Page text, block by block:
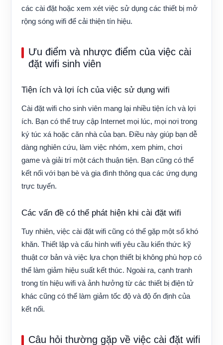
các cài đặt hoặc xem xét việc sử dụng các thiết bị mở
rộng sóng wifi để cải thiện tín hiệu.
Ưu điểm và nhược điểm của việc cài
đặt wifi sinh viên
Tiện ích và lợi ích của việc sử dụng wifi
Cài đặt wifi cho sinh viên mang lại nhiều tiện ích và lợi
ích. Bạn có thể truy cập Internet mọi lúc, mọi nơi trong
ký túc xá hoặc căn nhà của bạn. Điều này giúp bạn dễ
dàng nghiên cứu, làm việc nhóm, xem phim, chơi
game và giải trí một cách thuận tiện. Bạn cũng có thể
kết nối với bạn bè và gia đình thông qua các ứng dụng
trực tuyến.
Các vấn đề có thể phát hiện khi cài đặt wifi
Tuy nhiên, việc cài đặt wifi cũng có thể gặp một số khó
khăn. Thiết lập và cấu hình wifi yêu cầu kiến ​​thức kỹ
thuật cơ bản và việc lựa chọn thiết bị không phù hợp có
thể làm giảm hiệu suất kết thúc. Ngoài ra, cạnh tranh
trong tín hiệu wifi và ảnh hưởng từ các thiết bị điện tử
khác cũng có thể làm giảm tốc độ và độ ổn định của
kết nối.
Câu hỏi thường gặp về việc cài đặt wifi